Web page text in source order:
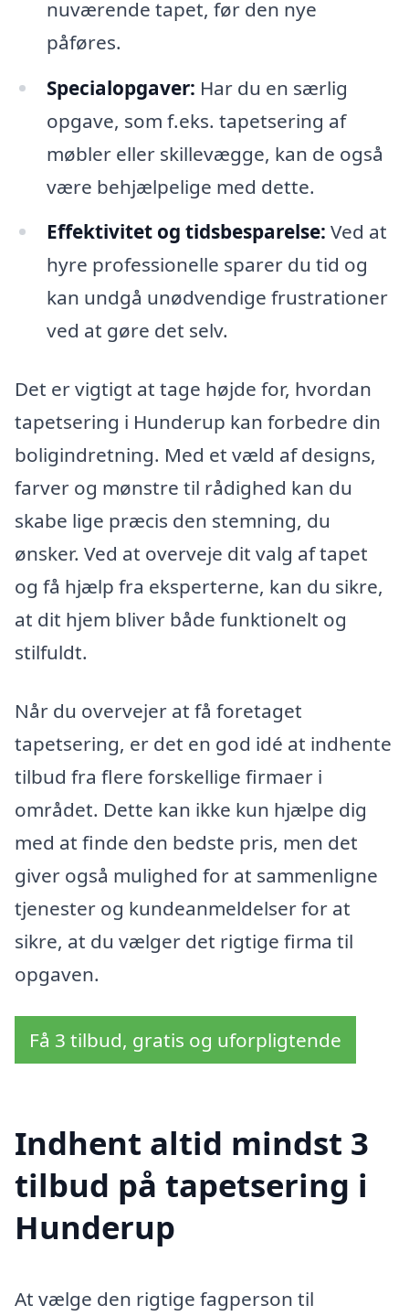
nuværende tapet, før den nye
påføres.
Specialopgaver: Har du en særlig
opgave, som f.eks. tapetsering af
møbler eller skillevægge, kan de også
være behjælpelige med dette.
Effektivitet og tidsbesparelse: Ved at
hyre professionelle sparer du tid og
kan undgå unødvendige frustrationer
ved at gøre det selv.
Det er vigtigt at tage højde for, hvordan
tapetsering i Hunderup kan forbedre din
boligindretning. Med et væld af designs,
farver og mønstre til rådighed kan du
skabe lige præcis den stemning, du
ønsker. Ved at overveje dit valg af tapet
og få hjælp fra eksperterne, kan du sikre,
at dit hjem bliver både funktionelt og
stilfuldt.
Når du overvejer at få foretaget
tapetsering, er det en god idé at indhente
tilbud fra flere forskellige firmaer i
området. Dette kan ikke kun hjælpe dig
med at finde den bedste pris, men det
giver også mulighed for at sammenligne
tjenester og kundeanmeldelser for at
sikre, at du vælger det rigtige firma til
opgaven.
Få 3 tilbud, gratis og uforpligtende
Indhent altid mindst 3
tilbud på tapetsering i
Hunderup
At vælge den rigtige fagperson til